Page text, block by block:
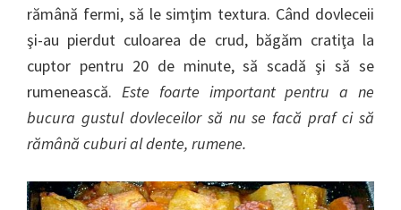
rămână fermi, să le simţim textura. Când dovleceii
şi-au pierdut culoarea de crud, băgăm cratiţa la
cuptor pentru 20 de minute, să scadă şi să se
rumenească. Este foarte important pentru a ne
bucura gustul dovleceilor să nu se facă praf ci să
rămână cuburi al dente, rumene.